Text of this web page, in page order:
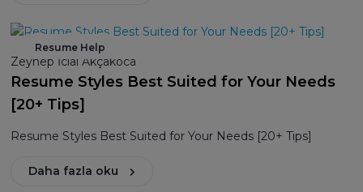
Resume Help
Zeynep İclal Akçakoca
Resume Styles Best Suited for Your Needs
[20+ Tips]
Resume Styles Best Suited for Your Needs [20+ Tips]
Daha fazla oku